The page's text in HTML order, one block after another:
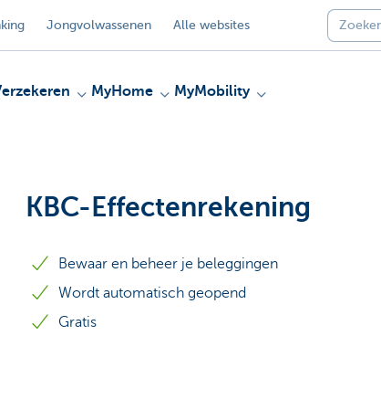
Jongvolwassenen Alle websites
MyHome MyMobility
KBC-Effectenrekening
Bewaar en beheer je beleggingen
Wordt automatisch geopend
Gratis